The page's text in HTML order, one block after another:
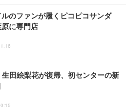
のファンが履くピコピコサンダ
に専門店
田絵梨花が復帰、初センターの新